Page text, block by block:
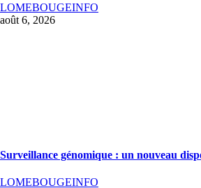
LOMEBOUGEINFO
août 6, 2026
Surveillance génomique : un nouveau
LOMEBOUGEINFO